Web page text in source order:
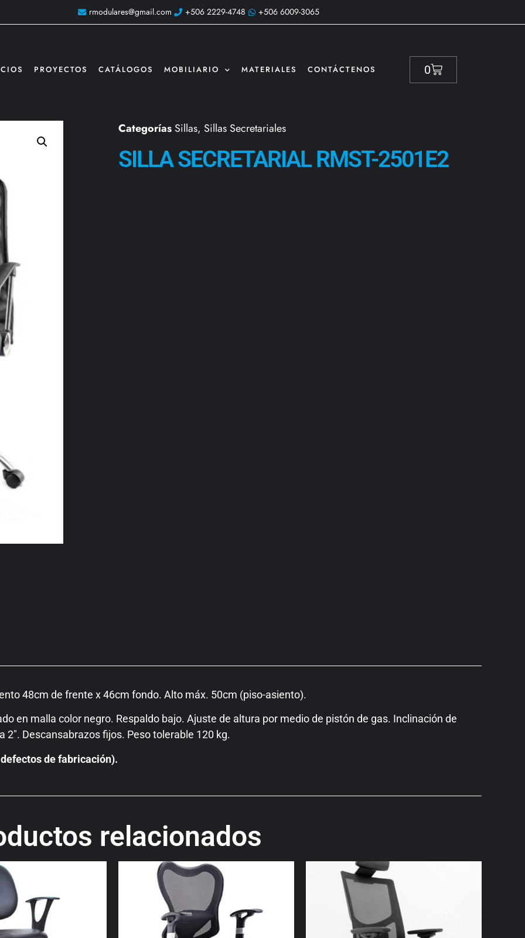
rmodulares@gmail.com +506 2229-4748 +506 6009-3065
PROYECTOS CATÁLOGOS MOBILIARIO MATERIALES CONTÁCTENOS 0
Categorías Sillas, Sillas Secretariales
SILLA SECRETARIAL RMST-2501E2
48cm de frente x 46cm fondo. Alto máx. 50cm (piso-asiento).
en malla color negro. Respaldo bajo. Ajuste de altura por medio de pistón de gas. Inclinación de
Descansabrazos fijos. Peso tolerable 120 kg.
de fabricación).
relacionados